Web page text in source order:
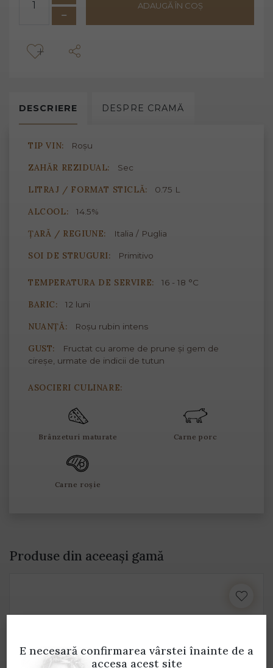
ADAUGĂ ÎN COȘ
DESCRIERE DESPRE CRAMĂ
TIP VIN: Roșu
ZAHĂR REZIDUAL: Sec
LITRAJ / FORMAT STICLĂ: 0.75 L
ALCOOL: 14.5%
ȚARĂ / REGIUNE: Italia / Puglia
SOI DE STRUGURI: Primitivo
TEMPERATURA DE SERVIRE: 16 - 18 °C
BARIC: 12 luni
NUANȚĂ: Roșu rubin intens
GUST:
Fructat cu arome de prune și gem de
cireșe, urmate de indicii de tutun
ASOCIERI CULINARE:
Brânzeturi maturate Carne porc
Carne roșie
Produse din aceeași gamă
E necesară confirmarea vârstei înainte de a
accesa acest site